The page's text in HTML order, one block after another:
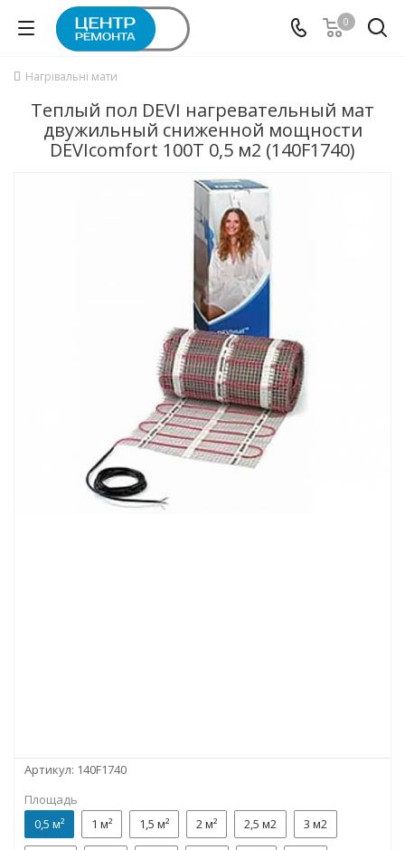
0
Нагрівальні мати
Теплый пол DEVI нагревательный мат
двужильный сниженной мощности
DEVIcomfort 100T 0,5 м2 (140F1740)
Артикул: 140F1740
Площадь
0,5 м²
1 м² 1,5 м² 2 м² 2,5 м2 3 м2